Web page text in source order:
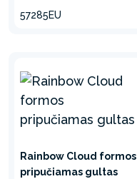
57285EU
Rainbow Cloud formos
pripučiamas gultas